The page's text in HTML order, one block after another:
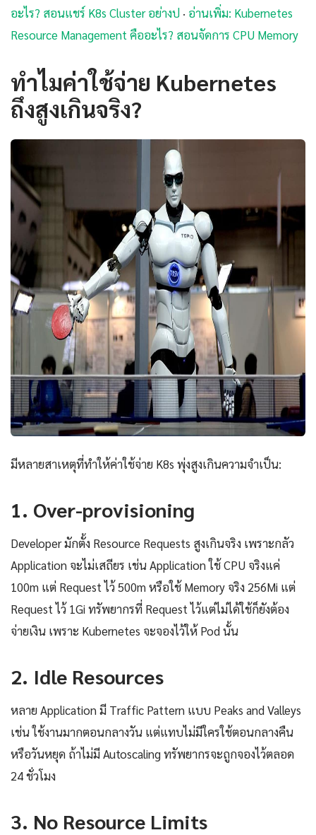
อะไร? สอนแชร์ K8s Cluster อย่างป · อ่านเพิ่ม: Kubernetes
Resource Management คืออะไร? สอนจัดการ CPU Memory
ทำไมค่าใช้จ่าย Kubernetes
ถึงสูงเกินจริง?
มีหลายสาเหตุที่ทำให้ค่าใช้จ่าย K8s พุ่งสูงเกินความจำเป็น:
1. Over-provisioning
Developer มักตั้ง Resource Requests สูงเกินจริง เพราะกลัว
Application จะไม่เสถียร เช่น Application ใช้ CPU จริงแค่
100m แต่ Request ไว้ 500m หรือใช้ Memory จริง 256Mi แต่
Request ไว้ 1Gi ทรัพยากรที่ Request ไว้แต่ไม่ได้ใช้ก็ยังต้อง
จ่ายเงิน เพราะ Kubernetes จะจองไว้ให้ Pod นั้น
2. Idle Resources
หลาย Application มี Traffic Pattern แบบ Peaks and Valleys
เช่น ใช้งานมากตอนกลางวัน แต่แทบไม่มีใครใช้ตอนกลางคืน
หรือวันหยุด ถ้าไม่มี Autoscaling ทรัพยากรจะถูกจองไว้ตลอด
24 ชั่วโมง
3. No Resource Limits